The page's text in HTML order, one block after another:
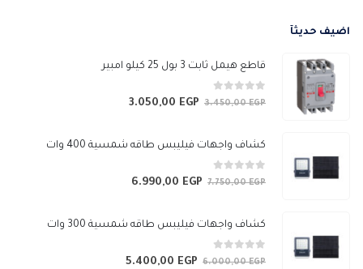
اضيف حديثآ
قاطع هيمل ثابت 3 بول 25 كيلو امبير
0 من 53.450,00EGP
السعر
هو:
3.050,00 EGP
السعر
هو:
كشاف واجهات فيليبس طاقه شمسية 400 وات
0 من 57.750,00EGP
السعر
هو:
6.990,00 EGP
هو:
كشاف واجهات فيليبس طاقه شمسية 300 وات
0 من 56.000,00EGP
السعر5.400,00 EGP
السعر